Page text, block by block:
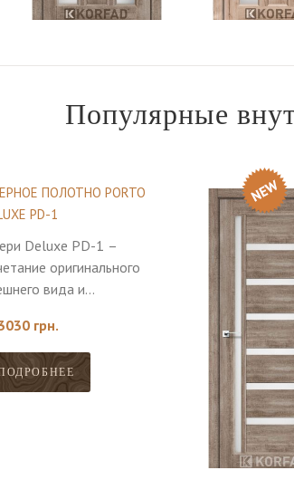
Популярные
ПОЛОТНО PORTO
PD-1
Deluxe PD-1 –
оригинального
вида и
стильной
грн.